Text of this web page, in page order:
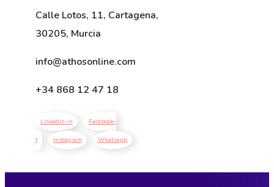
Calle Lotos, 11, Cartagena,
30205, Murcia
info@athosonline.com
+34 868 12 47 18
Linkedin-in Facebook-
f Instagram Whatsapp